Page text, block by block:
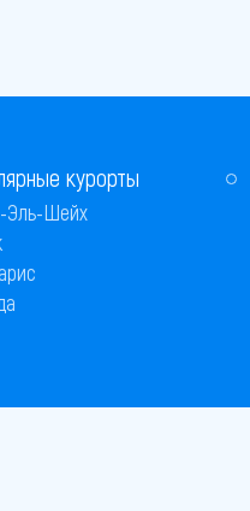
курорты
Шейх